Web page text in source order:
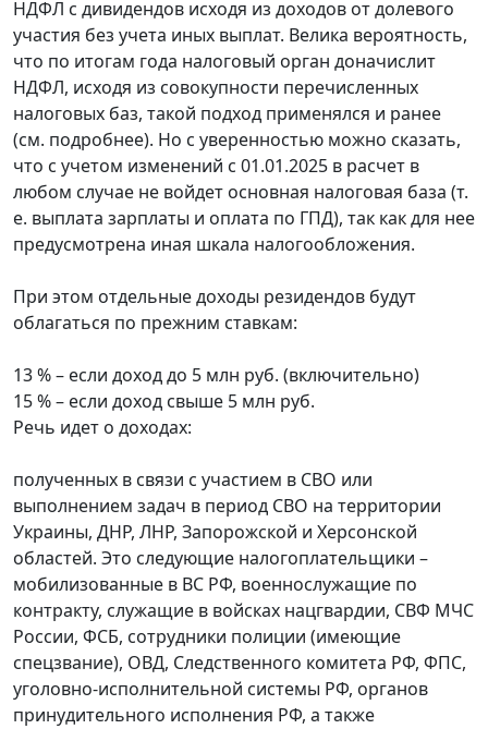
НДФЛ с дивидендов исходя из доходов от долевого
участия без учета иных выплат. Велика вероятность,
что по итогам года налоговый орган доначислит
НДФЛ, исходя из совокупности перечисленных
налоговых баз, такой подход применялся и ранее
(см. подробнее). Но с уверенностью можно сказать,
что с учетом изменений с 01.01.2025 в расчет в
любом случае не войдет основная налоговая база (т.
е. выплата зарплаты и оплата по ГПД), так как для нее
предусмотрена иная шкала налогообложения.
При этом отдельные доходы резидендов будут
облагаться по прежним ставкам:
13 % – если доход до 5 млн руб. (включительно)
15 % – если доход свыше 5 млн руб.
Речь идет о доходах:
полученных в связи с участием в СВО или
выполнением задач в период СВО на территории
Украины, ДНР, ЛНР, Запорожской и Херсонской
областей. Это следующие налогоплательщики –
мобилизованные в ВС РФ, военнослужащие по
контракту, служащие в войсках нацгвардии, СВФ МЧС
России, ФСБ, сотрудники полиции (имеющие
спецзвание), ОВД, Следственного комитета РФ, ФПС,
уголовно-исполнительной системы РФ, органов
принудительного исполнения РФ, а также